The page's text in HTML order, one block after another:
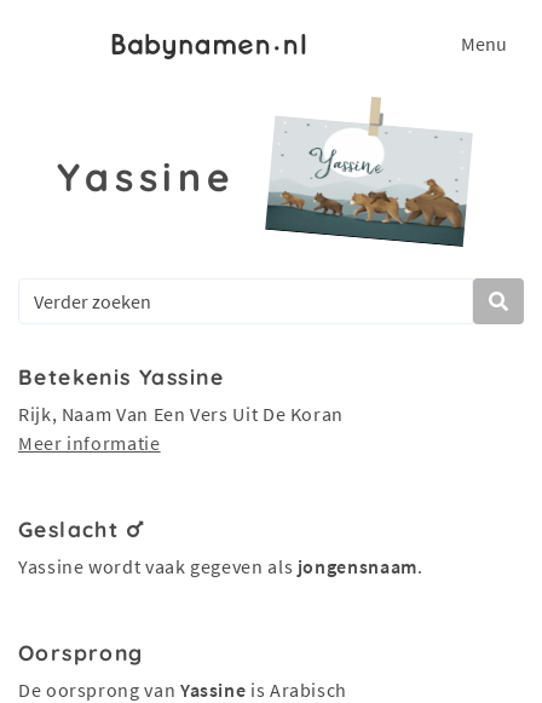
Menu
Yassine
Betekenis Yassine
Rijk, Naam Van Een Vers Uit De Koran
Meer informatie
Geslacht
Yassine wordt vaak gegeven als jongensnaam.
Oorsprong
De oorsprong van Yassine is Arabisch